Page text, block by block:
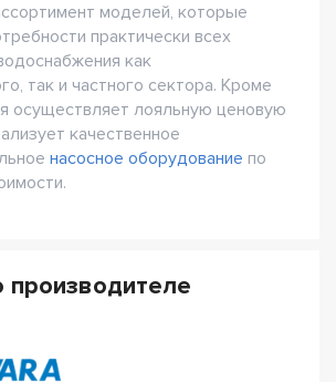
моделей, которые
практически всех
как
так и частного сектора. Кроме
осуществляет лояльную ценовую
качественное
насосное оборудование по